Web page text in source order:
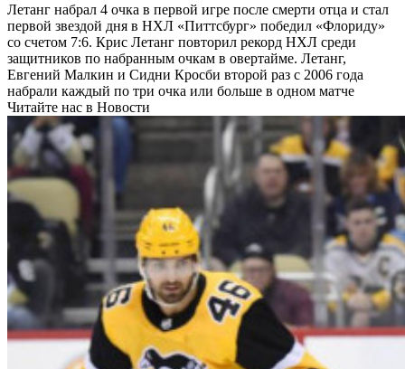
Летанг набрал 4 очка в первой игре после смерти отца и стал
первой звездой дня в НХЛ «Питтсбург» победил «Флориду»
со счетом 7:6. Крис Летанг повторил рекорд НХЛ среди
защитников по набранным очкам в овертайме. Летанг,
Евгений Малкин и Сидни Кросби второй раз с 2006 года
набрали каждый по три очка или больше в одном матче
Читайте нас в Новости